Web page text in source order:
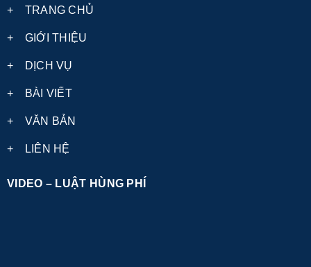
+ TRANG CHỦ
+ GIỚI THIỆU
+ DỊCH VỤ
+ BÀI VIẾT
+ VĂN BẢN
+ LIÊN HỆ
VIDEO – LUẬT HÙNG PHÍ